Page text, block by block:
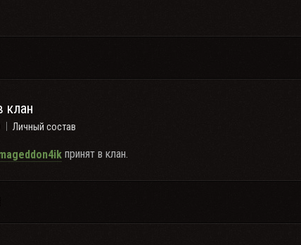
клан
Личный состав
принят в клан.